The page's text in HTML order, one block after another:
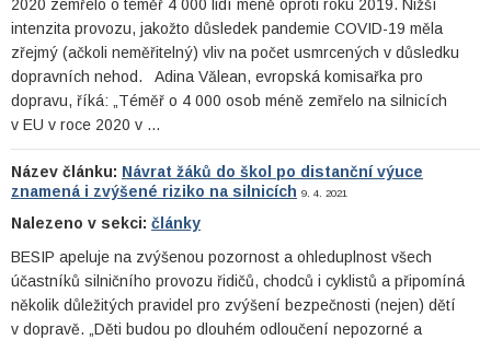
2020 zemřelo o téměř 4 000 lidí méně oproti roku 2019. Nižší
intenzita provozu, jakožto důsledek pandemie COVID-19 měla
zřejmý (ačkoli neměřitelný) vliv na počet usmrcených v důsledku
dopravních nehod. Adina Vălean, evropská komisařka pro
dopravu, říká: „Téměř o 4 000 osob méně zemřelo na silnicích
v EU v roce 2020 v …
Název článku: Návrat žáků do škol po distanční výuce
znamená i zvýšené riziko na silnicích 9. 4. 2021
Nalezeno v sekci: články
BESIP apeluje na zvýšenou pozornost a ohleduplnost všech
účastníků silničního provozu řidičů, chodců i cyklistů a připomíná
několik důležitých pravidel pro zvýšení bezpečnosti (nejen) dětí
v dopravě. „Děti budou po dlouhém odloučení nepozorné a